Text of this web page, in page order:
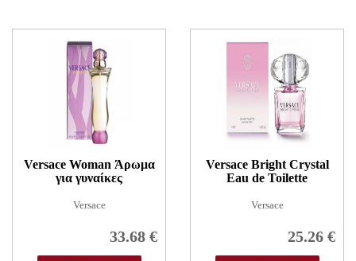
Versace Woman Άρωμα
για γυναίκες
Versace
33.68 €
Versace Bright Crystal
Eau de Toilette
Versace
25.26 €